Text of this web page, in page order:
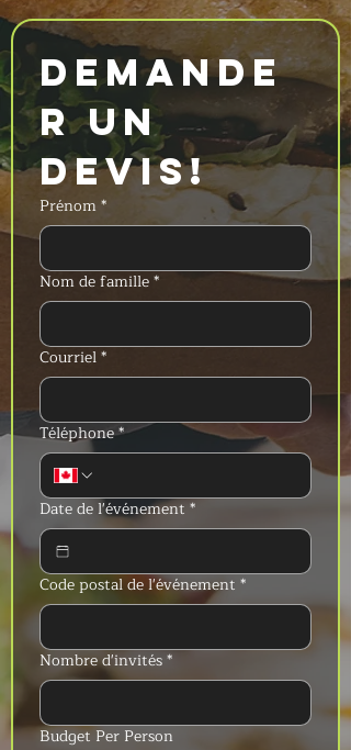
Demande
r un
devis!
Prénom*
Nom de famille*
Courriel*
Téléphone*
Date de l'événement*
Code postal de l'événement *
Nombre d'invités*
Budget Per Person